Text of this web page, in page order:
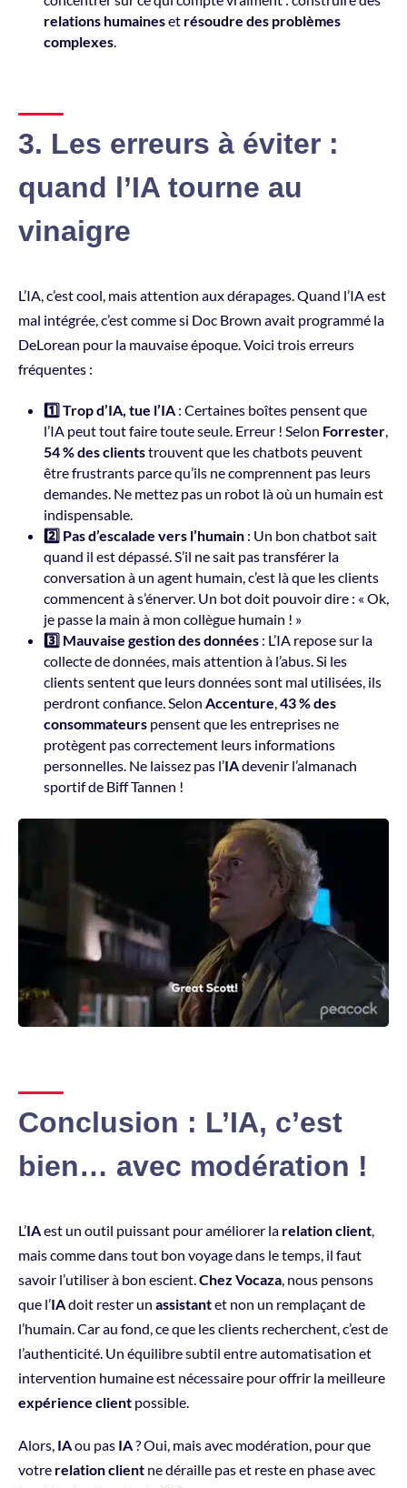
relations humaineset résoudre des problèmes
complexes.
3. Les erreurs à éviter :
quand l’IA tourne au
vinaigre
L’IA, c’est cool, mais attention aux dérapages. Quand l’IA est
mal intégrée, c’est comme si Doc Brown avait programmé la
DeLorean pour la mauvaise époque. Voici trois erreurs
fréquentes :
1️⃣ Trop d’IA, tue l’IA : Certaines boîtes pensent que
l’IA peut tout faire toute seule. Erreur ! Selon Forrester,
54 % des clientstrouvent que les chatbots peuvent
être frustrants parce qu’ils ne comprennent pas leurs
demandes. Ne mettez pas un robot là où un humain est
indispensable.
2️⃣ Pas d’escalade vers l’humain : Un bon chatbot sait
quand il est dépassé. S’il ne sait pas transférer la
conversation à un agent humain, c’est là que les clients
commencent à s’énerver. Un bot doit pouvoir dire : « Ok,
je passe la main à mon collègue humain ! »
3️⃣ Mauvaise gestion des données : L’IA repose sur la
collecte de données, mais attention à l’abus. Si les
clients sentent que leurs données sont mal utilisées, ils
perdront confiance. Selon Accenture,43 % des
consommateurs pensent que les entreprises ne
protègent pas correctement leurs informations
personnelles. Ne laissez pas l’IAdevenir l’almanach
sportif de Biff Tannen !
Conclusion : L’IA, c’est
bien… avec modération !
L’IAest un outil puissant pour améliorer la relation client,
mais comme dans tout bon voyage dans le temps, il faut
savoir l’utiliser à bon escient.Chez Vocaza, nous pensons
que l’IAdoit rester un assistantet non un remplaçant de
l’humain. Car au fond, ce que les clients recherchent, c’est de
l’authenticité. Un équilibre subtil entre automatisation et
intervention humaine est nécessaire pour offrir la meilleure
expérience client possible.
Alors, IAou pas IA? Oui, mais avec modération, pour que
votre relation client ne déraille pas et reste en phase avec